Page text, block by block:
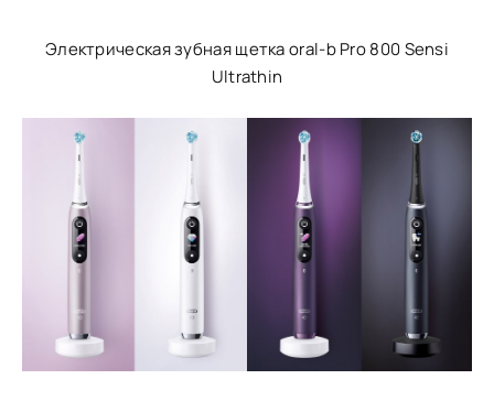
Электрическая зубная щетка oral-b Pro 800 Sensi
Ultrathin